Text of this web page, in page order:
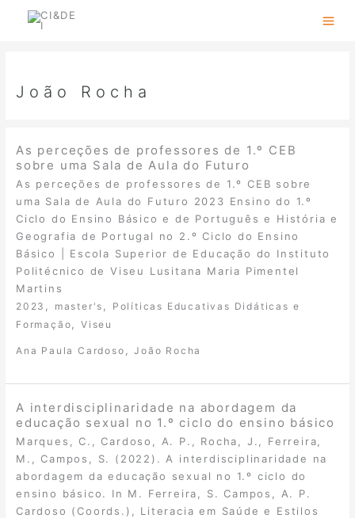
João Rocha
As perceções de professores de 1.º CEB
sobre uma Sala de Aula do Futuro
As perceções de professores de 1.º CEB sobre
uma Sala de Aula do Futuro 2023 Ensino do 1.º
Ciclo do Ensino Básico e de Português e História e
Geografia de Portugal no 2.º Ciclo do Ensino
Básico | Escola Superior de Educação do Instituto
Politécnico de Viseu Lusitana Maria Pimentel
Martins
2023 master's
Políticas Educativas Didáticas e
Formação
,Viseu
Ana Paula Cardoso ,João Rocha
A interdisciplinaridade na abordagem da
educação sexual no 1.º ciclo do ensino básico
Marques, C., Cardoso, A. P., Rocha, J., Ferreira,
M., Campos, S. (2022). A interdisciplinaridade na
abordagem da educação sexual no 1.º ciclo do
ensino básico. In M. Ferreira, S. Campos, A. P.
Cardoso (Coords.), Literacia em Saúde e Estilos